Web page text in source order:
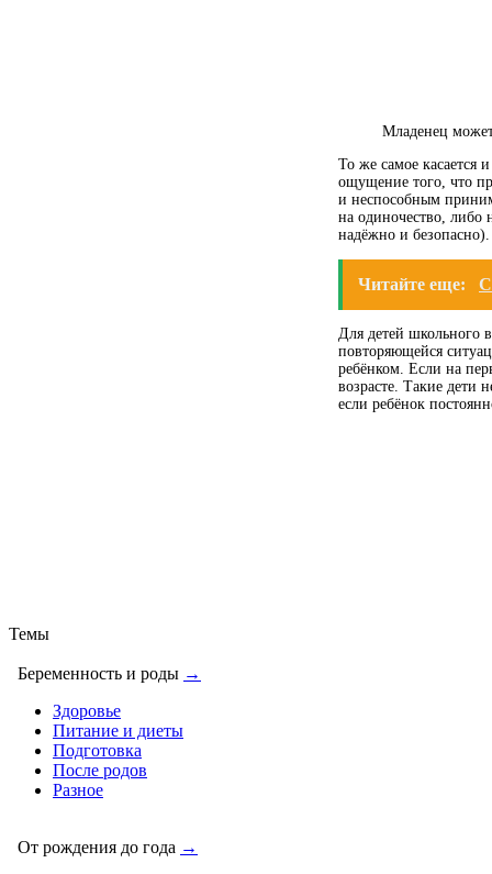
Темы
Беременность и роды →
Здоровье
Питание и диеты
Подготовка
После родов
Разное
От рождения до года →
Младенец
То же самое касается
ощущение того, что
и неспособным
на одиночество, либо
надёжно и безопасно).
Читайте еще:
Для детей школьного
повторяющейся
ребёнком. Если на
возрасте. Такие дети
если ребёнок